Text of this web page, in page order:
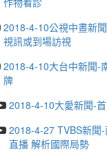
2018-4-10公視中晝新
視訊或到場訪視
2018-4-10大台中新聞-
牌
2018-4-10大愛新聞-
2018-4-27 TVBS新聞
直播 解析國際局勢